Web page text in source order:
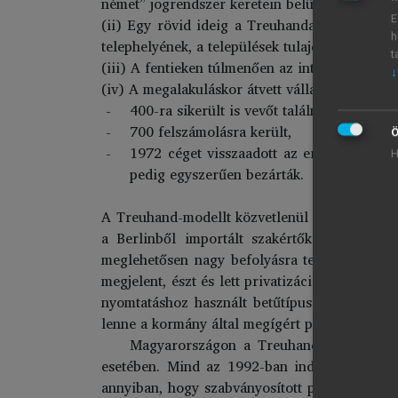
(ii) Egy rövid ideig a Treuhandanstalt volt
telephelyének, a települések tulajdonában
(iii) A fentieken túlmenően az intézmény
(iv) A megalakuláskor átvett vállalatokat a
400-ra sikerült is vevőt találni,
700 felszámolásra került,
1972 céget visszaadott az eredeti
pedig egyszerűen bezárták.
A Treuhand-modellt közvetlenül átvette két
a Berlinből importált szakértők –
meglehetősen nagy befolyásra tett szert
megjelent, észt és lett privatizációs
nyomtatáshoz használt betűtípus esetében
lenne a kormány által megígért privatizációt
Magyarországon a Treuhand-modell
esetében. Mind az 1992-ban indított
annyiban, hogy szabványosított
↓